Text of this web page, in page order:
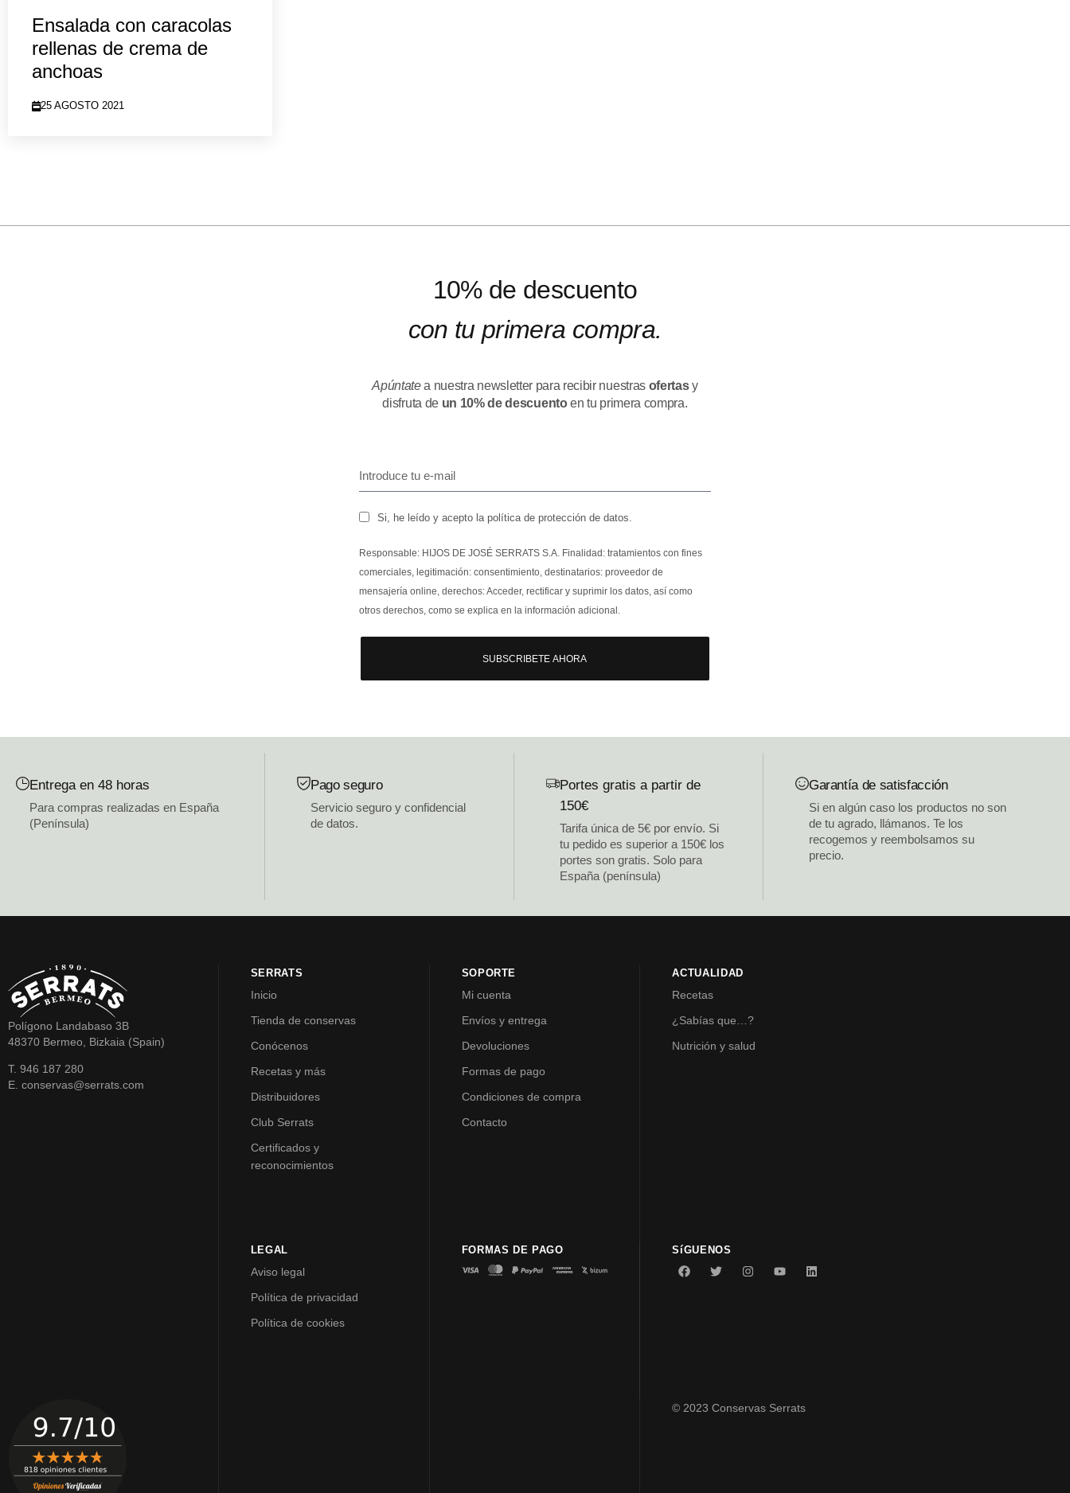
Ensalada con caracolas
rellenas de crema de
anchoas
25 AGOSTO 2021
10% de descuento
con tu primera compra.
Apúntatea nuestra newsletter para recibir nuestras ofertasy
disfruta de un 10% de descuentoen tu primera compra.
Si, he leído y acepto la política de protección de datos.
Responsable: HIJOS DE JOSÉ SERRATS S.A. Finalidad: tratamientos con fines
comerciales, legitimación: consentimiento, destinatarios: proveedor de
mensajería online, derechos: Acceder, rectificar y suprimir los datos, así como
otros derechos, como se explica en la información adicional.
SUBSCRIBETE AHORA
Entrega en 48 horas
Para compras realizadas en España
(Península)
Pago seguro
Servicio seguro y confidencial
de datos.
Portes gratis a partir de
150€
Tarifa única de 5€ por envío. Si
tu pedido es superior a 150€ los
portes son gratis. Solo para
España (península)
Garantía de satisfacción
Si en algún caso los productos no son
de tu agrado, llámanos. Te los
recogemos y reembolsamos su
precio.
Polígono Landabaso 3B
48370 Bermeo, Bizkaia (Spain)
T. 946 187 280
E. conservas@serrats.com
SERRATS
Inicio
Tienda de conservas
Conócenos
Recetas y más
Distribuidores
Club Serrats
Certificados y
reconocimientos
SOPORTE
Mi cuenta
Envíos y entrega
Devoluciones
Formas de pago
Condiciones de compra
Contacto
ACTUALIDAD
Recetas
¿Sabías que…?
Nutrición y salud
LEGAL
Aviso legal
Política de privacidad
Política de cookies
FORMAS DE PAGO SíGUENOS
© 2023 Conservas Serrats